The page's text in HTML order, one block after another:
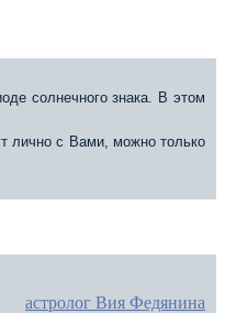
солнечного знака. В этом
лично с Вами, можно только
астролог Вия Федянина